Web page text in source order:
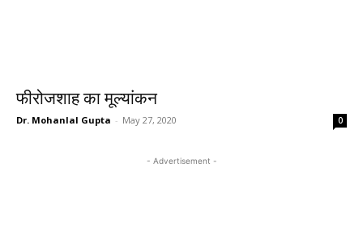
फीरोजशाह का मूल्यांकन
Dr. Mohanlal Gupta - May 27, 2020 0
- Advertisement -